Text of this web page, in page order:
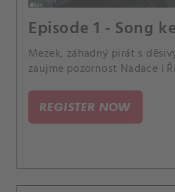
Episode 1 - Song
Mezek, záhadný pirát s
zaujme pozornost Nadace i
REGISTER NOW